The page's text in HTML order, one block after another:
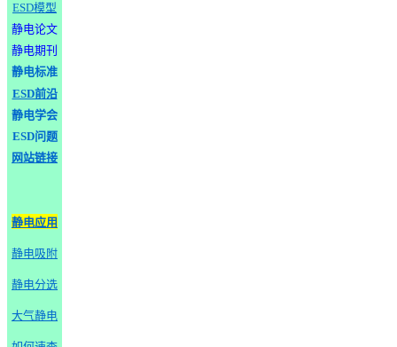
ESD模型
静电论文
静电期刊
静电标准
ESD前沿
静电学会
ESD问题
网站链接
静电应用
静电吸附
静电分选
大气静电